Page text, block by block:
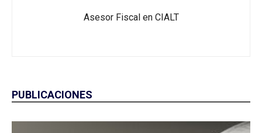
Asesor Fiscal en CIALT
PUBLICACIONES